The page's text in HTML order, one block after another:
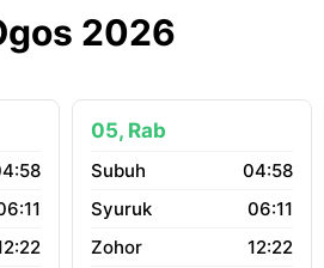
2026
05, Rab
04:58
06:11
12:22